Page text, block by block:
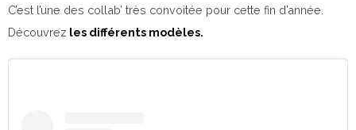
C’est l’une des collab’ très convoitée pour cette fin d’année.
Découvrez les différents modèles.